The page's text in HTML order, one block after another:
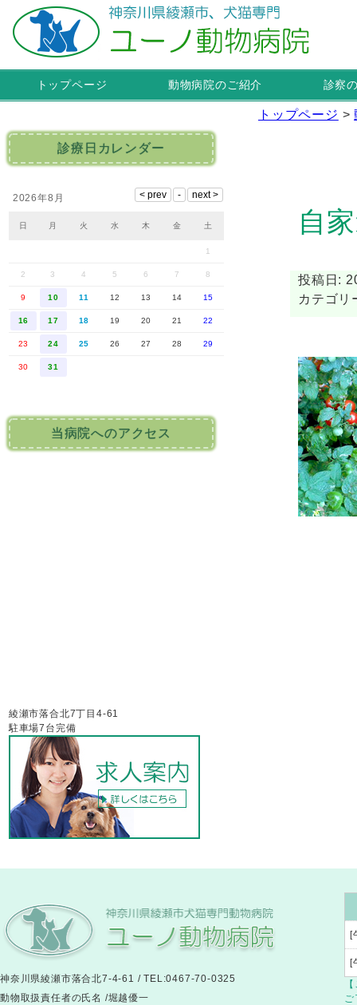
トップページ 動物病院のご紹介 診察
トップページ >
自
投稿日:
カテゴ
診療日カレンダー
2026年8月
日 月 火 水 木 金 土
1
2 3 4 5 6 7 8
9 10 11 12 13 14 15
16 17 18 19 20 21 22
23 24 25 26 27 28 29
30 31
当病院へのアクセス
綾瀬市落合北7丁目4-61
駐車場7台完備
神奈川県綾瀬市落合北7-4-61 / TEL:0467-70-0325
動物取扱責任者の氏名 /堀越優一
[
[
ご